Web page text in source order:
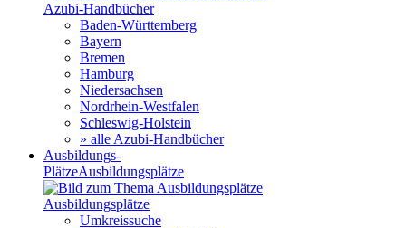
Azubi-Handbücher
Baden-Württemberg
Bayern
Bremen
Hamburg
Niedersachsen
Nordrhein-Westfalen
Schleswig-Holstein
» alle Azubi-Handbücher
Ausbildungs-
PlätzeAusbildungsplätze
Ausbildungsplätze
Umkreissuche